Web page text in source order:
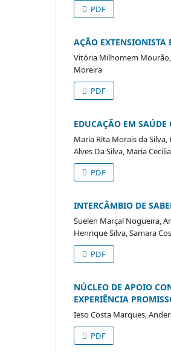
PDF
AÇÃO
Vitória Milhomem Mourão,
Moreira
PDF
EDUCAÇÃO EM
Maria Rita Morais da
Alves Da Silva, Maria
PDF
INTERCÂMBIO DE
Suelen Marçal Nogueira,
Henrique Silva, Samara
PDF
NÚCLEO DE APOIO
EXPERIÊNCIA
Ieso Costa Marques,
PDF